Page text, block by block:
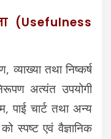
(Usefulness
तथा निष्कर्ष
अत्यंत उपयोगी
पाई चार्ट तथा अन्य
स्पष्ट एवं वैज्ञानिक